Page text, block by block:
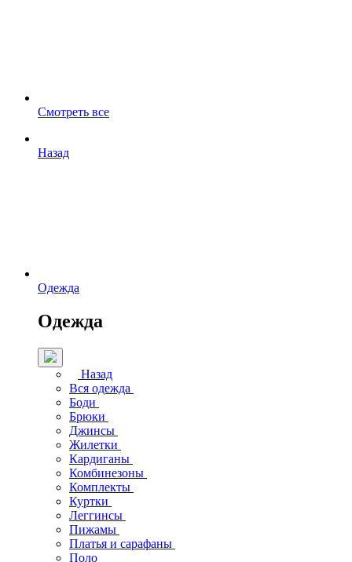
Смотреть все
Назад
Одежда
Одежда
Назад
Вся одежда
Боди
Брюки
Джинсы
Жилетки
Кардиганы
Комбинезоны
Комплекты
Куртки
Леггинсы
Пижамы
Платья и сарафаны
Поло